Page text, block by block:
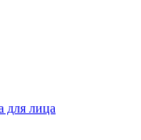
для лица